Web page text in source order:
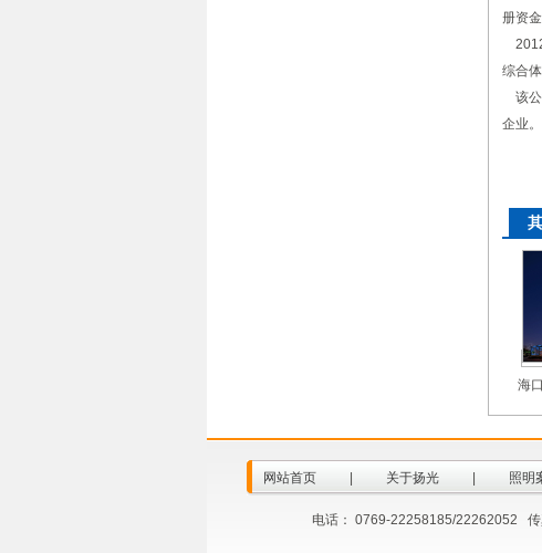
册资
综合
该公
企业。
海
网站首页 关于扬光 照明
电话： 0769-22258185/22262052 传